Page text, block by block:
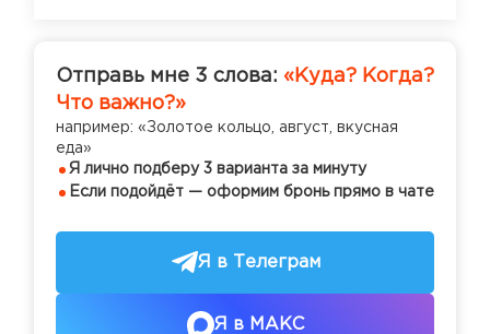
Отправь мне 3 слова: «Куда? Когда?
Что важно?»
например: «Золотое кольцо, август, вкусная
еда»
Я лично подберу 3 варианта за минуту
Если подойдёт — оформим бронь прямо в чате
Я в Телеграм
Я в МАКС